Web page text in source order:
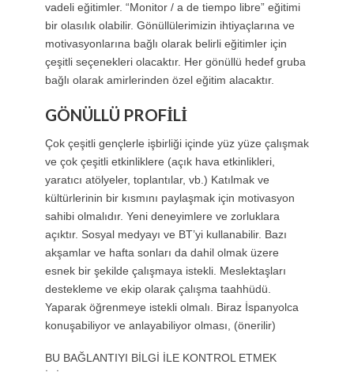
vadeli eğitimler. “Monitor / a de tiempo libre” eğitimi
bir olasılık olabilir. Gönüllülerimizin ihtiyaçlarına ve
motivasyonlarına bağlı olarak belirli eğitimler için
çeşitli seçenekleri olacaktır. Her gönüllü hedef gruba
bağlı olarak amirlerinden özel eğitim alacaktır.
GÖNÜLLÜ PROFİLİ
Çok çeşitli gençlerle işbirliği içinde yüz yüze çalışmak
ve çok çeşitli etkinliklere (açık hava etkinlikleri,
yaratıcı atölyeler, toplantılar, vb.) Katılmak ve
kültürlerinin bir kısmını paylaşmak için motivasyon
sahibi olmalıdır. Yeni deneyimlere ve zorluklara
açıktır. Sosyal medyayı ve BT’yi kullanabilir. Bazı
akşamlar ve hafta sonları da dahil olmak üzere
esnek bir şekilde çalışmaya istekli. Meslektaşları
destekleme ve ekip olarak çalışma taahhüdü.
Yaparak öğrenmeye istekli olmalı. Biraz İspanyolca
konuşabiliyor ve anlayabiliyor olması, (önerilir)
BU BAĞLANTIYI BİLGİ İLE KONTROL ETMEK